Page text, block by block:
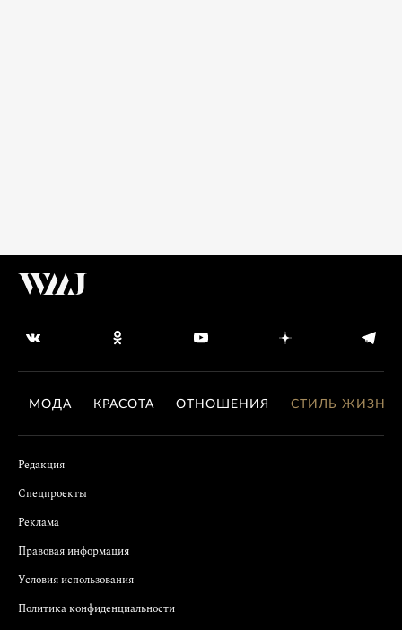
МОДА КРАСОТА ОТНОШЕНИЯ СТИЛЬ ЖИЗНИ
Редакция
Спецпроекты
Реклама
Правовая информация
Условия использования
Политика конфиденциальности